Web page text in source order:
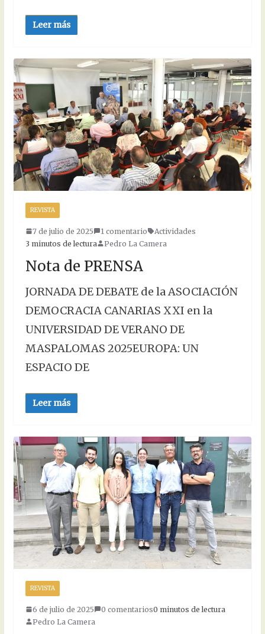
Leer más
REVISTA
7 de julio de 2025 1 comentario
Actividades
3 minutos de lectura
Pedro La Camera
Nota de PRENSA
JORNADA DE DEBATE de la ASOCIACIÓN
DEMOCRACIA CANARIAS XXI en la
UNIVERSIDAD DE VERANO DE
MASPALOMAS 2025EUROPA: UN
ESPACIO DE
Leer más
REVISTA
6 de julio de 2025 0 comentarios0 minutos de lectura
Pedro La Camera